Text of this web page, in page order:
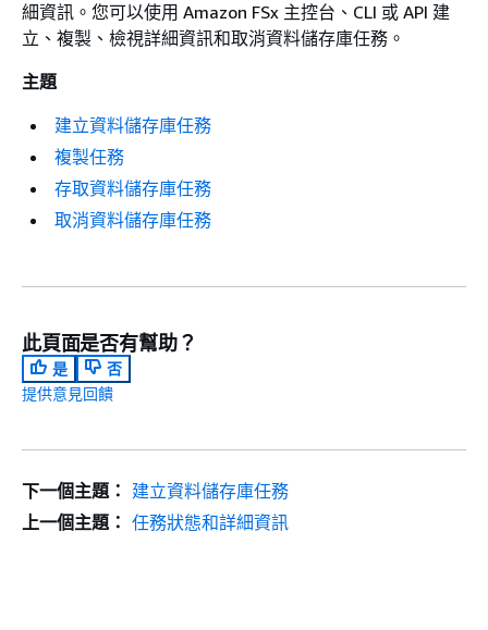
細資訊。您可以使用 Amazon FSx 主控台、CLI 或 API 建
立、複製、檢視詳細資訊和取消資料儲存庫任務。
主題
建立資料儲存庫任務
複製任務
存取資料儲存庫任務
取消資料儲存庫任務
此頁面是否有幫助？
是
否
提供意見回饋
下一個主題： 建立資料儲存庫任務
上一個主題： 任務狀態和詳細資訊